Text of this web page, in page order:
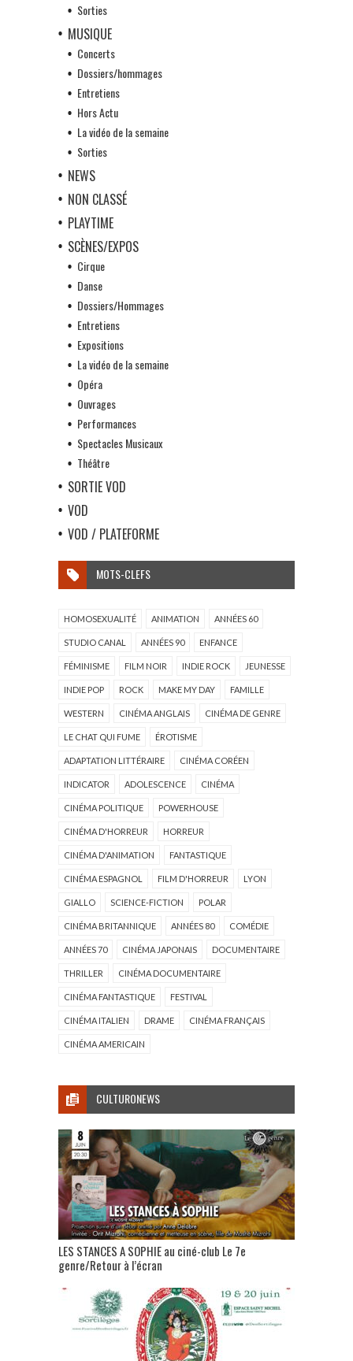
Sorties
MUSIQUE
Concerts
Dossiers/hommages
Entretiens
Hors Actu
La vidéo de la semaine
Sorties
NEWS
NON CLASSÉ
PLAYTIME
SCÈNES/EXPOS
Cirque
Danse
Dossiers/Hommages
Entretiens
Expositions
La vidéo de la semaine
Opéra
Ouvrages
Performances
Spectacles Musicaux
Théâtre
SORTIE VOD
VOD
VOD / PLATEFORME
MOTS-CLEFS
HOMOSEXUALITÉ ANIMATION ANNÉES 60
STUDIO CANAL ANNÉES 90 ENFANCE
FÉMINISME FILM NOIR INDIE ROCK JEUNESSE
INDIE POP ROCK MAKE MY DAY FAMILLE
WESTERN CINÉMA ANGLAIS CINÉMA DE GENRE
LE CHAT QUI FUME ÉROTISME
ADAPTATION LITTÉRAIRE CINÉMA CORÉEN
INDICATOR ADOLESCENCE CINÉMA
CINÉMA POLITIQUE POWERHOUSE
CINÉMA D'HORREUR HORREUR
CINÉMA D'ANIMATION FANTASTIQUE
CINÉMA ESPAGNOL FILM D'HORREUR LYON
GIALLO SCIENCE-FICTION POLAR
CINÉMA BRITANNIQUE ANNÉES 80 COMÉDIE
ANNÉES 70 CINÉMA JAPONAIS DOCUMENTAIRE
THRILLER CINÉMA DOCUMENTAIRE
CINÉMA FANTASTIQUE FESTIVAL
CINÉMA ITALIEN DRAME CINÉMA FRANÇAIS
CINÉMA AMERICAIN
CULTURONEWS
LES STANCES A SOPHIE au ciné-club Le 7e
genre/Retour à l’écran